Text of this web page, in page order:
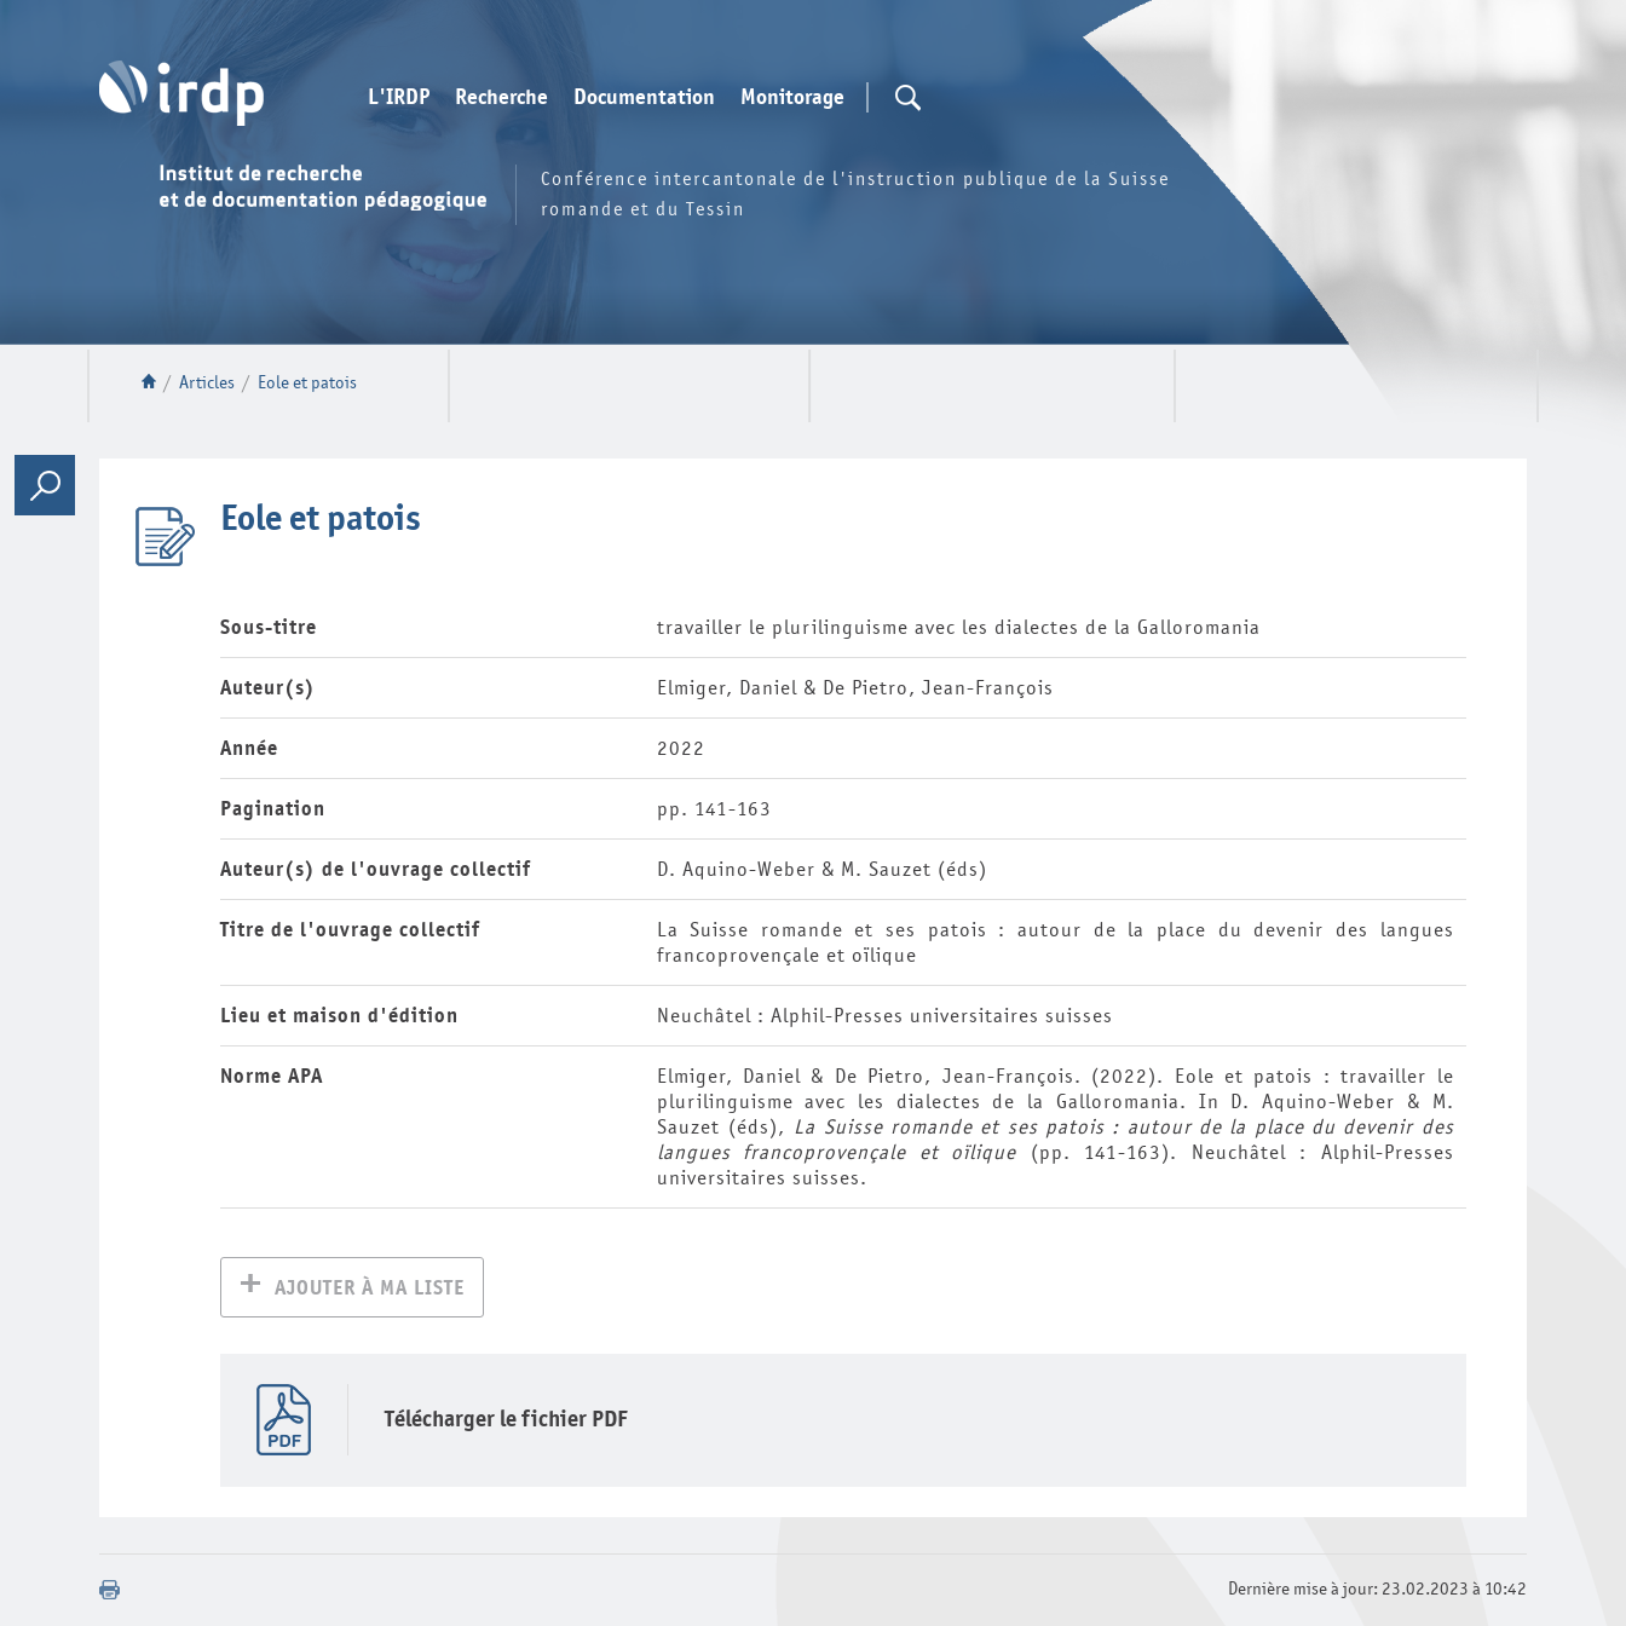
L'IRDP Recherche Documentation Monitorage
Conférence intercantonale de l'instruction publique de la Suisse
romande et du Tessin
/ Articles / Eole et patois
Eole et patois
Sous-titre travailler le plurilinguisme avec les dialectes de la Galloromania
Auteur(s) Elmiger, Daniel & De Pietro, Jean-François
Année 2022
Pagination pp. 141-163
Auteur(s) de l'ouvrage collectif D. Aquino-Weber & M. Sauzet (éds)
Titre de l'ouvrage collectif
La Suisse romande et ses patois : autour de la place du devenir des langues
francoprovençale et oïlique
Lieu et maison d'édition Neuchâtel : Alphil-Presses universitaires suisses
Norme APA
Elmiger, Daniel & De Pietro, Jean-François. (2022). Eole et patois : travailler le
plurilinguisme avec les dialectes de la Galloromania. In D. Aquino-Weber & M.
Sauzet (éds),
La Suisse romande et ses patois : autour de la place du devenir des
langues francoprovençale et oïlique (pp. 141-163). Neuchâtel : Alphil-Presses
universitaires suisses.
AJOUTER À MA LISTE
Télécharger le fichier PDF
Dernière mise à jour: 23.02.2023 à 10:42